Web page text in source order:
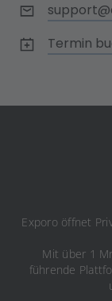
Termin
Exporo öffnet
Mit über 1
führende